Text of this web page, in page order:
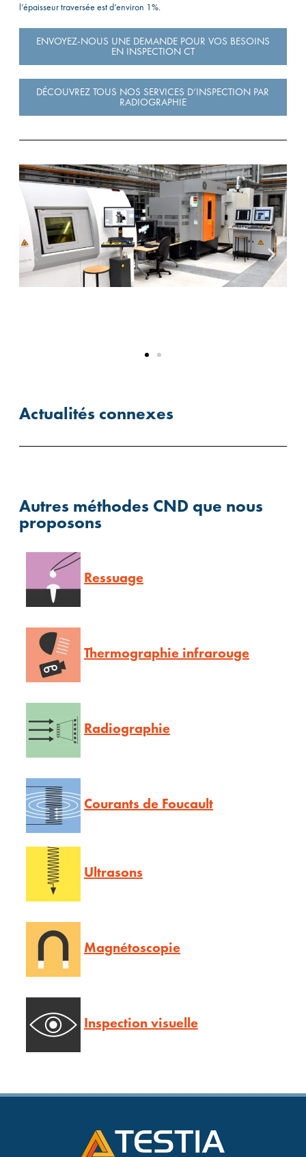
l’épaisseur traversée est d’environ 1%.
ENVOYEZ-NOUS UNE DEMANDE POUR VOS BESOINS
EN INSPECTION CT
DÉCOUVREZ TOUS NOS SERVICES D’INSPECTION PAR
RADIOGRAPHIE
Actualités connexes
Autres méthodes CND que nous
proposons
Ressuage
Thermographie infrarouge
Radiographie
Courants de Foucault
Ultrasons
Magnétoscopie
Inspection visuelle